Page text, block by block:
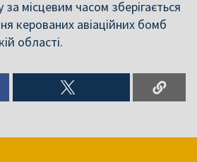
місцевим часом зберігається
керованих авіаційних бомб
області.